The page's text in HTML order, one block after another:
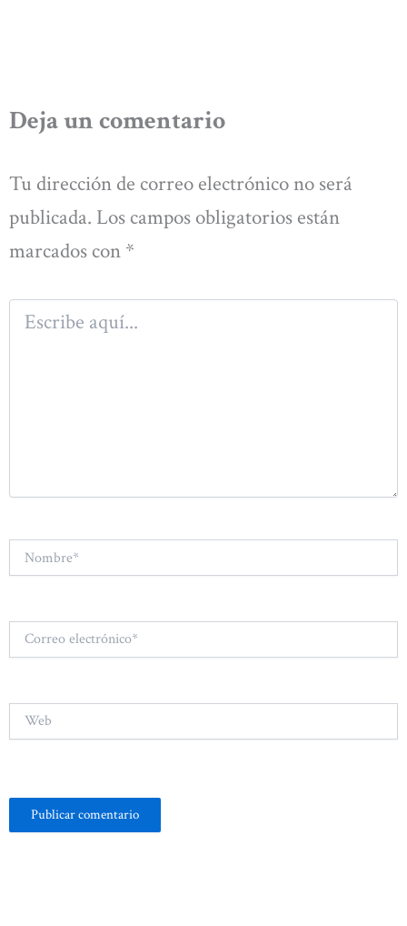
Deja un comentario
Tu dirección de correo electrónico no será
publicada. Los campos obligatorios están
marcados con *
Escribe
aquí...
Correo
electrónico*
Web